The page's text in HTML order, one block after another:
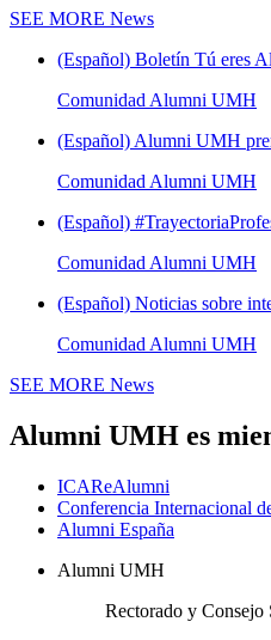
SEE MORE News
(Español) Boletín Tú eres
Comunidad Alumni UMH
(Español) Alumni UMH
Comunidad Alumni UMH
(Español)
Comunidad Alumni UMH
(Español) Noticias sobre
Comunidad Alumni UMH
SEE MORE News
Alumni UMH es
ICAReAlumni
Conferencia Internacional
Alumni España
Alumni UMH
Rectorado y